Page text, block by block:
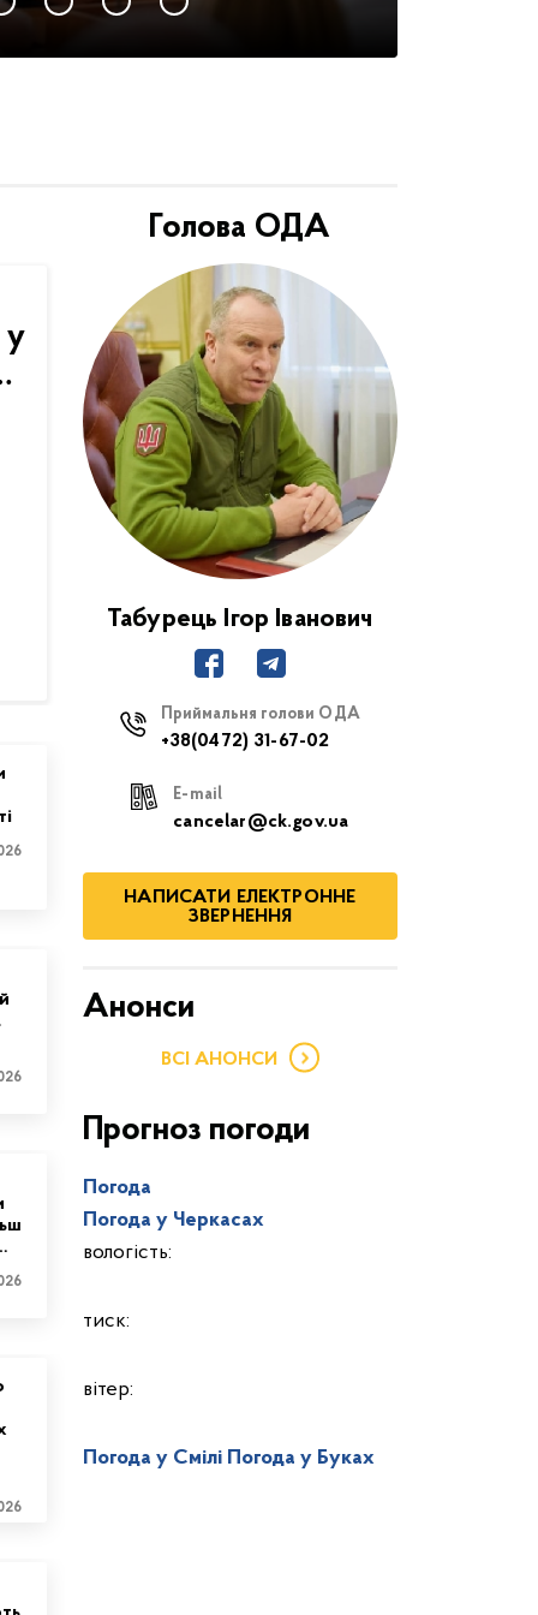
у
Голова ОДА
Табурець Ігор Іванович
Приймальня голови ОДА
+38(0472) 31-67-02
E-mail
cancelar@ck.gov.ua
НАПИСАТИ ЕЛЕКТРОННЕ
ЗВЕРНЕННЯ
Анонси
ВСІ АНОНСИ
Прогноз погоди
Погода
Погода у Черкасах
вологість:
тиск:
вітер:
Погода у Смілі Погода у Буках